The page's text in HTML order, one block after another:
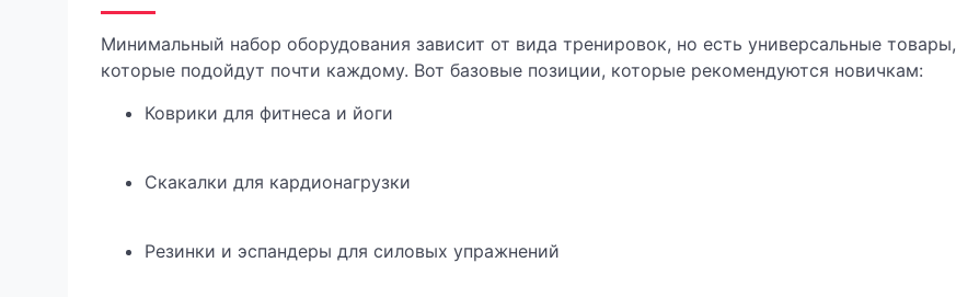
Минимальный набор оборудования зависит от вида тренировок, но есть универсальные товары,
которые подойдут почти каждому. Вот базовые позиции, которые рекомендуются новичкам:
Коврики для фитнеса и йоги
Скакалки для кардионагрузки
Резинки и эспандеры для силовых упражнений